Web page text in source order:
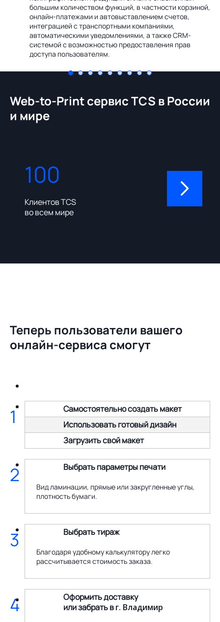
большим количеством функций, в частности корзиной,
онлайн-платежами и автовыставлением счетов,
интеграцией с транспортными компаниями,
автоматическими уведомлениями, а также CRM-
системой с возможностью предоставления прав
доступа пользователям.
Web-to-Print сервис TCS в России
и мире
100
Клиентов TCS
во всем мире
310
Теперь пользователи вашего
онлайн-сервиса смогут
Самостоятельно создать макет
Использовать готовый дизайн
Загрузить свой макет
1
Выбрать параметры печати
Вид ламинации, прямые или закругленные углы,
плотность бумаги.
2
Выбрать тираж
Благодаря удобному калькулятору легко
рассчитывается стоимость заказа.
3
Оформить доставку
или забрать вг. Владимир
4